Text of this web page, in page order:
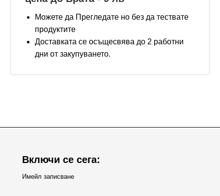
Можете да Прегледате но без да тествате
продуктите
Доставката се осъщесвява до 2 работни
дни от закупуването.
Включи се сега:
Имейл записване